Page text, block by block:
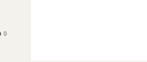
0